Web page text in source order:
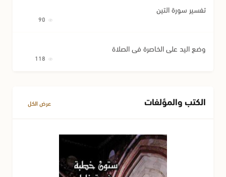
تفسير سورة التين
وضع اليد على الخاصرة في الصلاة
الكتب والمؤلفات عرض الكل